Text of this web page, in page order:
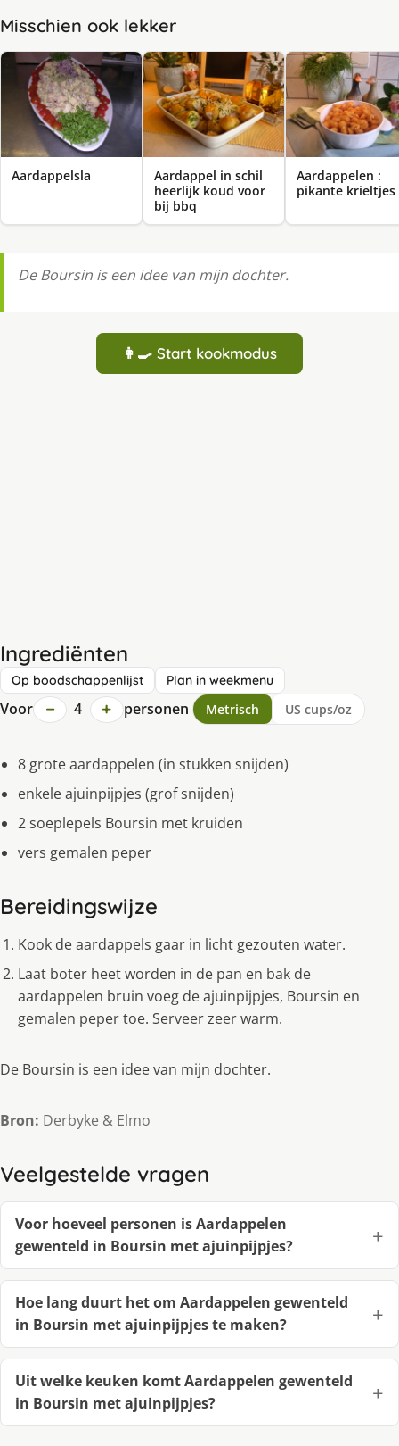
Misschien ook lekker
Aardappelsla
Aardappel in schil
heerlijk koud voor
bij bbq
Aardappelen :
pikante krieltjes
De Boursin is een idee van mijn dochter.
👩‍🍳 Start kookmodus
Ingrediënten
Op boodschappenlijst Plan in weekmenu
Voor − 4 + personen Metrisch US cups/oz
8 grote aardappelen (in stukken snijden)
enkele ajuinpijpjes (grof snijden)
2 soeplepels Boursin met kruiden
vers gemalen peper
Bereidingswijze
Kook de aardappels gaar in licht gezouten water.
Laat boter heet worden in de pan en bak de
aardappelen bruin voeg de ajuinpijpjes, Boursin en
gemalen peper toe. Serveer zeer warm.
De Boursin is een idee van mijn dochter.
Bron: Derbyke & Elmo
Veelgestelde vragen
Voor hoeveel personen is Aardappelen
gewenteld in Boursin met ajuinpijpjes?
Hoe lang duurt het om Aardappelen gewenteld
in Boursin met ajuinpijpjes te maken?
Uit welke keuken komt Aardappelen gewenteld
in Boursin met ajuinpijpjes?